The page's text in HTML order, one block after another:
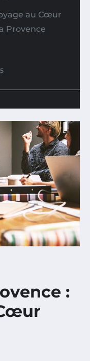
au Cœur
Provence
: